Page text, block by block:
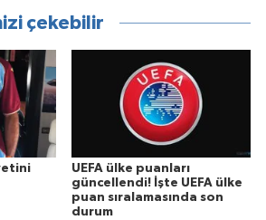
çekebilir
UEFA ülke puanları
güncellendi! İşte UEFA ülke
puan sıralamasında son
durum